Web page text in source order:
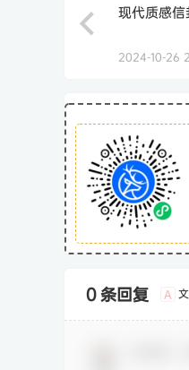
现代质感
2024-10-26
0 条回复 A